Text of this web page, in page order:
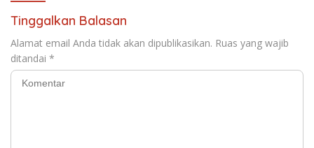
Tinggalkan Balasan
Alamat email Anda tidak akan dipublikasikan. Ruas yang wajib
ditandai *